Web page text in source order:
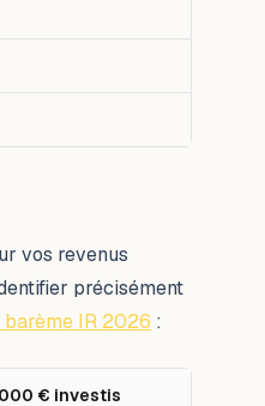
vos revenus
précisément
IR 2026 :
€ investis